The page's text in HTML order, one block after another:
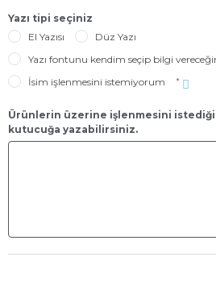
Yazı tipi seçiniz
El Yazısı
Düz Yazı
Yazı fontunu kendim seçip bilgi
İsim işlenmesini istemiyorum
*
Ürünlerin üzerine işlenmesini
kutucuğa yazabilirsiniz.